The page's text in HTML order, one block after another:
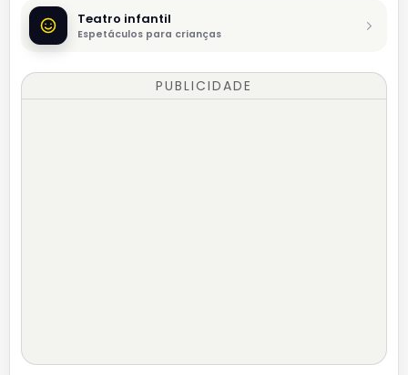
Teatro infantil
Espetáculos para crianças
PUBLICIDADE